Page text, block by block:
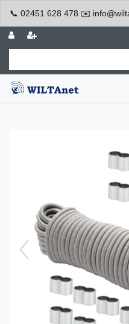
📞 02451 628 478 ✉️